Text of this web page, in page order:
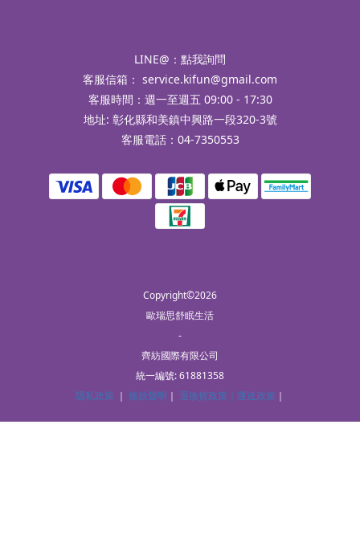
LINE@： 點我詢問
客服信箱： service.kifun@gmail.com
客服時間：週一至週五 09:00 - 17:30
地址: 彰化縣和美鎮中興路一段320-3號
客服電話：04-7350553
Copyright©2026
歐瑞思舒眠生活
-
齊紡國際有限公司
統一編號: 61881358
隱私政策 ｜ 條款聲明 ｜ 退換貨政策｜ 運送政策 ｜